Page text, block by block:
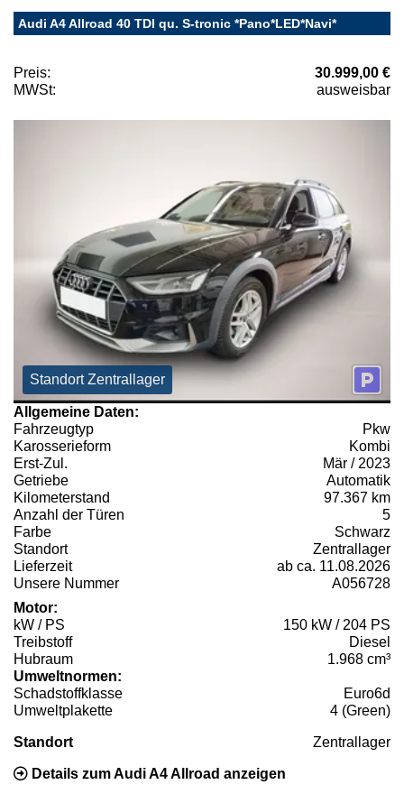
Audi A4 Allroad 40 TDI qu. S-tronic *Pano*LED*Navi*
Preis:
30.999,00 €
MWSt:
ausweisbar
Standort Zentrallager
Allgemeine Daten:
Fahrzeugtyp
Pkw
Karosserieform
Kombi
Erst-Zul.
Mär / 2023
Getriebe
Automatik
Kilometerstand
97.367 km
Anzahl der Türen
5
Farbe
Schwarz
Standort
Zentrallager
Lieferzeit
ab ca. 11.08.2026
Unsere Nummer
A056728
Motor:
kW / PS
150 kW / 204 PS
Treibstoff
Diesel
Hubraum
1.968 cm³
Umweltnormen:
Schadstoffklasse
Euro6d
Umweltplakette
4 (Green)
Standort Zentrallager
Details zum Audi A4 Allroad anzeigen